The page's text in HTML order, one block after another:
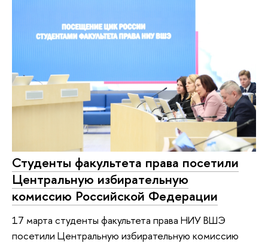
Студенты факультета права посетили
Центральную избирательную
комиссию Российской Федерации
17 марта студенты факультета права НИУ ВШЭ
посетили Центральную избирательную комиссию